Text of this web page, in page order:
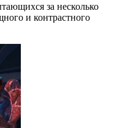
за несколько
и контрастного